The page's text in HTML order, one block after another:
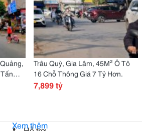
Trâu Quỳ, Gia Lâm, 45M² Ô Tô
16 Chỗ Thông Giá 7 Tỷ Hơn.
7,899 tỷ
Xem thêm